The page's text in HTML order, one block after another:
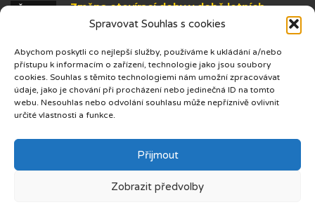
Spravovat Souhlas s cookies
Abychom poskytli co nejlepší služby, používáme k ukládání a/nebo
přístupu k informacím o zařízení, technologie jako jsou soubory
cookies. Souhlas s těmito technologiemi nám umožní zpracovávat
údaje, jako je chování při procházení nebo jedinečná ID na tomto
webu. Nesouhlas nebo odvolání souhlasu může nepříznivě ovlivnit
určité vlastnosti a funkce.
Přijmout
Zobrazit předvolby
Změna otevírací doby v době letních
prázdnin
ČVN 25